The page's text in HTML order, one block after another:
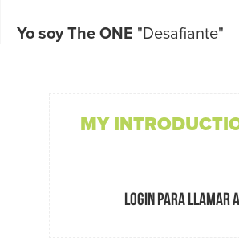
Traductores
Yo soy The ONE "Desafiante"
MY
Login para llamar